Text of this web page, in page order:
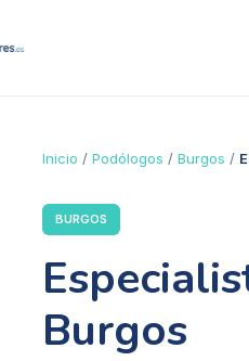
Inicio / Podólogos / Burgos /
BURGOS
Burgos